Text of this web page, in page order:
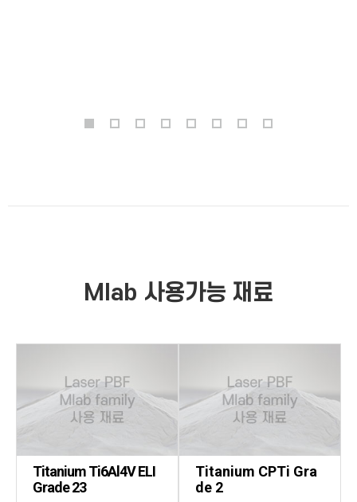
Mlab 사용가능 재료
Titanium Ti6Al4V ELI
Grade 23
Titanium CPTi Gra
de 2